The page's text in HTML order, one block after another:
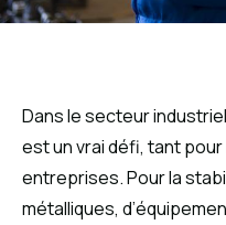
Dans le secteur
est un vrai défi, tant
entreprises. Pour la
métalliques,